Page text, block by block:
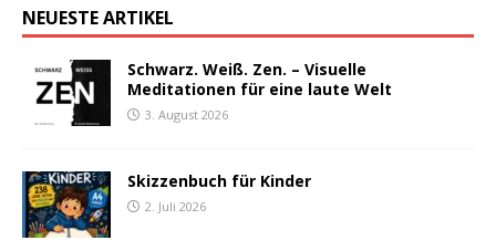
NEUESTE ARTIKEL
Schwarz. Weiß. Zen. – Visuelle
Meditationen für eine laute Welt
3. August 2026
Skizzenbuch für Kinder
2. Juli 2026